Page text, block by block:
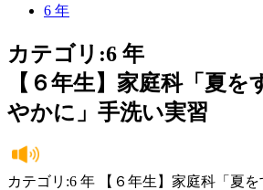
6 年
カテゴリ:6 年
【６年生】家庭科「夏
やかに」手洗い実習
カテゴリ:6 年 【６年生】家庭科「夏